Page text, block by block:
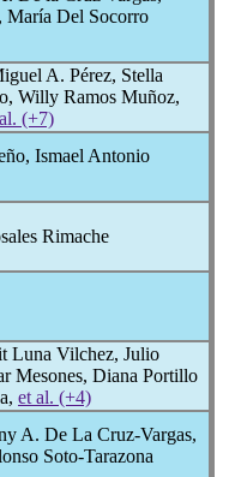
María Del Socorro
A. Pérez, Stella
Willy Ramos Muñoz,
(+7)
Ismael Antonio
Rimache
Luna Vilchez, Julio
Mesones, Diana Portillo
et al. (+4)
A. De La Cruz-Vargas,
Soto-Tarazona